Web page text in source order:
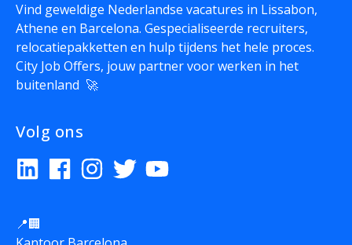
Vind geweldige Nederlandse vacatures in Lissabon,
Athene en Barcelona. Gespecialiseerde recruiters,
relocatiepakketten en hulp tijdens het hele proces.
City Job Offers, jouw partner voor werken in het
buitenland 🚀
Volg ons
📍🏢